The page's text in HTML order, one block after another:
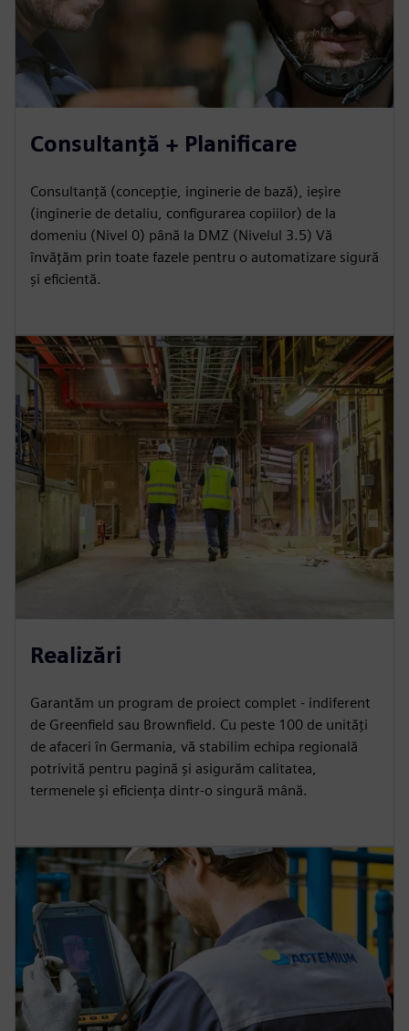
Consultanță + Planificare
Consultanță (concepție, inginerie de bază), ieșire
(inginerie de detaliu, configurarea copiilor) de la
domeniu (Nivel 0) până la DMZ (Nivelul 3.5) Vă
învățăm prin toate fazele pentru o automatizare sigură
și eficientă.
Realizări
Garantăm un program de proiect complet - indiferent
de Greenfield sau Brownfield. Cu peste 100 de unități
de afaceri în Germania, vă stabilim echipa regională
potrivită pentru pagină și asigurăm calitatea,
termenele și eficiența dintr-o singură mână.